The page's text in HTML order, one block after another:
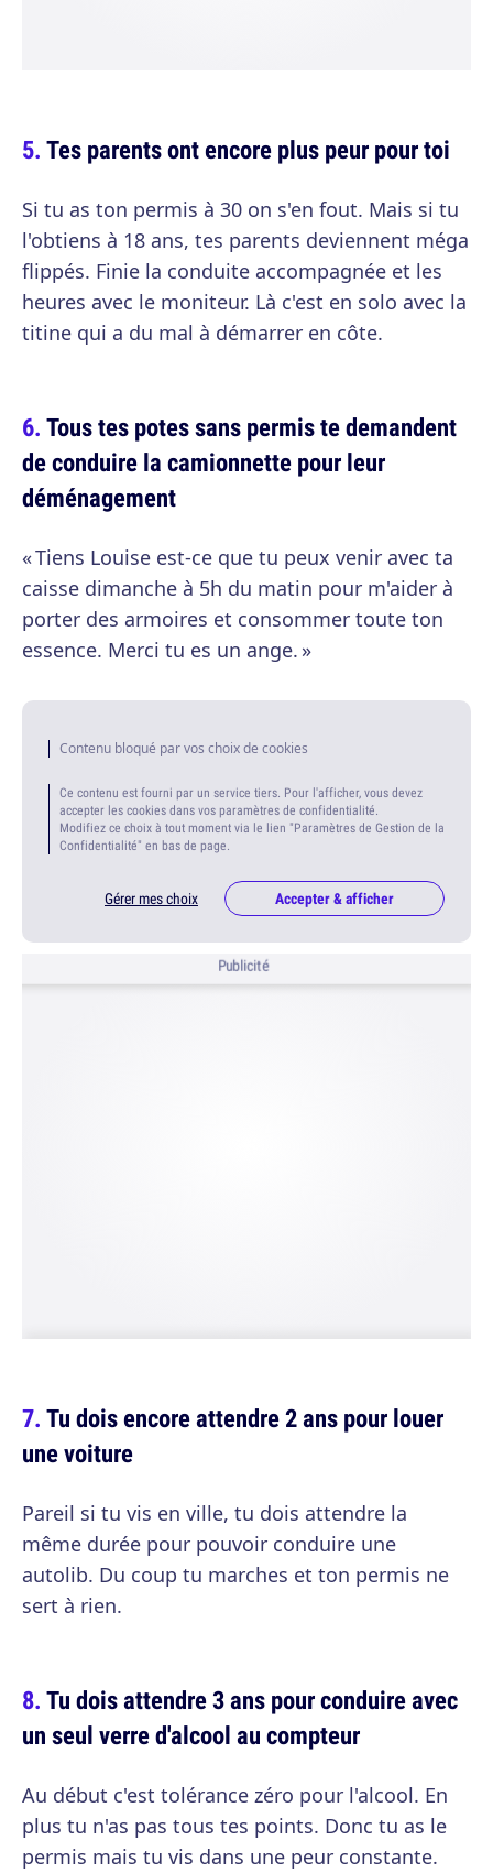
Tes parents ont encore plus peur pour toi
Si tu as ton permis à 30 on s'en fout. Mais si tu
l'obtiens à 18 ans, tes parents deviennent méga
flippés. Finie la conduite accompagnée et les
heures avec le moniteur. Là c'est en solo avec la
titine qui a du mal à démarrer en côte.
Tous tes potes sans permis te demandent
de conduire la camionnette pour leur
déménagement
« Tiens Louise est-ce que tu peux venir avec ta
caisse dimanche à 5h du matin pour m'aider à
porter des armoires et consommer toute ton
essence. Merci tu es un ange. »
Contenu bloqué par vos choix de cookies
Ce contenu est fourni par un service tiers. Pour l'afficher, vous devez
accepter les cookies dans vos paramètres de confidentialité.
Modifiez ce choix à tout moment via le lien "Paramètres de Gestion de la
Confidentialité" en bas de page.
Gérer mes choix Accepter & afficher
Publicité
Tu dois encore attendre 2 ans pour louer
une voiture
Pareil si tu vis en ville, tu dois attendre la
même durée pour pouvoir conduire une
autolib. Du coup tu marches et ton permis ne
sert à rien.
Tu dois attendre 3 ans pour conduire avec
un seul verre d'alcool au compteur
Au début c'est tolérance zéro pour l'alcool. En
plus tu n'as pas tous tes points. Donc tu as le
permis mais tu vis dans une peur constante.